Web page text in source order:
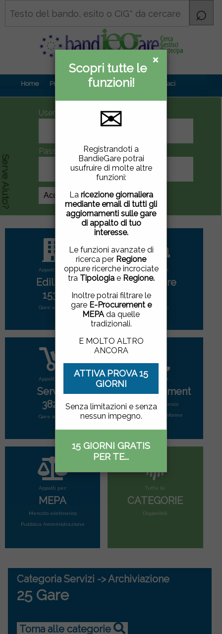
×
Informativa
privacy
Questo sito utilizza
cookie di terze parti per
migliorare la tua
esperienza di utilizzo. Se
vuoi saperne di più
qui .
Chiudendo questa
finestra, scorrendo questa
pagina, cliccando su un
link o proseguendo la
navigazione in altra
maniera, acconsenti
all'uso dei cookie.
ACCETTO |NON
ACCETTO
×
Scopri tutte le
funzioni!
✉
Registrandoti a
BandieGare potrai
usufruire di molte altre
funzioni:
La ricezione giornaliera
mediante email di tutti gli
aggiornamenti sulle gare
di appalto di tuo
interesse.
Le funzioni avanzate di
ricerca per Regione
oppure ricerche incrociate
tra Tipologiae Regione.
Inoltre potrai filtrare le
gare E-Procurement e
MEPAda quelle
tradizionali.
E MOLTO ALTRO
ANCORA
ATTIVA PROVA 15
GIORNI
Senza limitazioni e senza
nessun impegno.
15 GIORNI GRATIS
PER TE...
Home Prova gratuita Contenuti Contattaci
UserID
Password
Crea Account
Serve Aiuto?
Appalti per:
Edilizia
1533
Gare attive
Appalti per:
Forniture
2902
Gare attive
Appalti per:
Servizi
3829
Gare attive
Appalti per:
E-Procurement
Mercato elettonico
di tutte le piattaforme
Appalti per:
MEPA
Mercato elettronico
Pubblica Amministrazione
Tutte le:
CATEGORIE
Disponibili
Categoria Servizi -> Archiviazione
25 Gare
Torna alle categorie